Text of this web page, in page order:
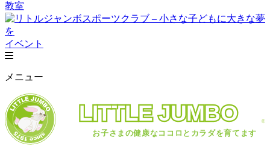
教室
イベント
メニュー